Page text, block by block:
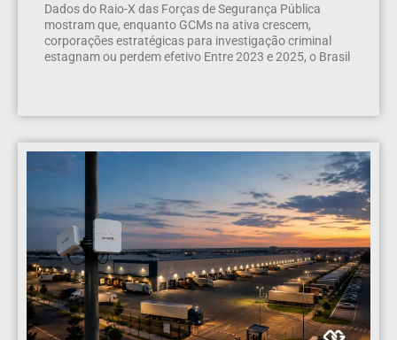
Dados do Raio-X das Forças de Segurança Pública
mostram que, enquanto GCMs na ativa crescem,
corporações estratégicas para investigação criminal
estagnam ou perdem efetivo Entre 2023 e 2025, o Brasil